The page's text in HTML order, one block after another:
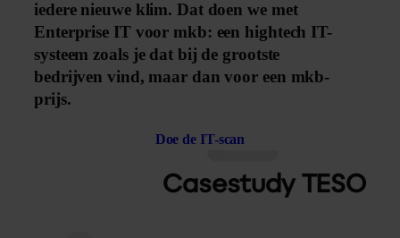
iedere nieuwe klim. Dat doen we met
Enterprise IT voor mkb: een hightech IT-
systeem zoals je dat bij de grootste
bedrijven vind, maar dan voor een mkb-
prijs.
Doe de IT-scan
Casestudy TESO